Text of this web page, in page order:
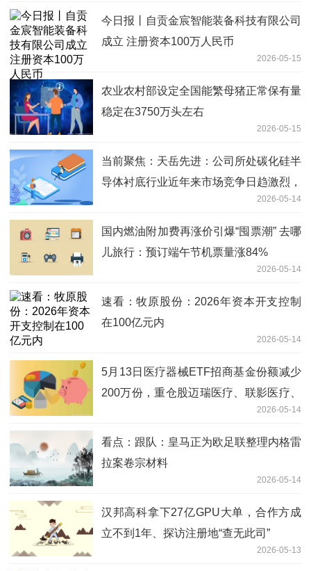
今日报丨自贡金宸智能装备科技有限公司
成立 注册资本100万人民币
2026-05-15
农业农村部设定全国能繁母猪正常保有量
稳定在3750万头左右
2026-05-15
当前聚焦：天岳先进：公司所处碳化硅半
导体衬底行业近年来市场竞争日趋激烈，
2026-05-14
国内燃油附加费再涨价引爆“囤票潮” 去哪
儿旅行：预订端午节机票量涨84%
2026-05-14
速看：牧原股份：2026年资本开支控制
在100亿元内
2026-05-14
5月13日医疗器械ETF招商基金份额减少
200万份，重仓股迈瑞医疗、联影医疗、
2026-05-14
看点：跟队：皇马正为欧足联整理内格雷
拉案卷宗材料
2026-05-14
汉邦高科拿下27亿GPU大单，合作方成
立不到1年、探访注册地“查无此司”
2026-05-13